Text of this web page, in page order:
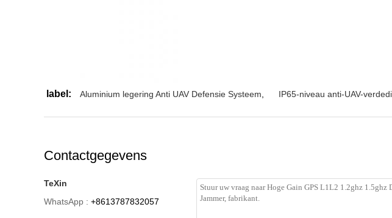
label: Aluminium legering Anti UAV Defensie Systeem IP65-niveau anti-UAV-
Contactgegevens
TeXin
WhatsApp : +8613787832057